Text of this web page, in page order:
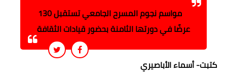
مواسم نجوم المسرح الجامعي تستقبل 130
عرضًا في دورتها الثامنة بحضور قيادات الثقافة
كتبت- أسماء الأباصيري